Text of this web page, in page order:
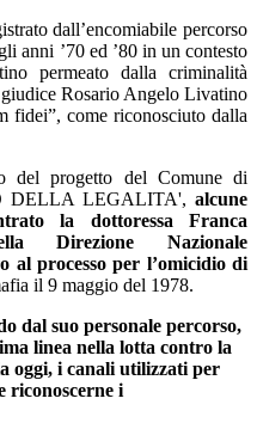
dall’encomiabile percorso
anni ’70 ed ’80 in un contesto
permeato dalla criminalità
Rosario Angelo Livatino
fidei”, come riconosciuto dalla
del progetto del Comune di
DELLA LEGALITA', alcune
la dottoressa Franca
Direzione Nazionale
al processo per l’omicidio di
il 9 maggio del 1978.
dal suo personale percorso,
linea nella lotta contro la
oggi, i canali utilizzati per
riconoscerne i